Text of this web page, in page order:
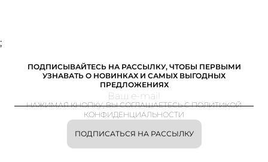
;
ПОДПИСЫВАЙТЕСЬ НА РАССЫЛКУ, ЧТОБЫ ПЕРВЫМИ
УЗНАВАТЬ О НОВИНКАХ И САМЫХ ВЫГОДНЫХ
ПРЕДЛОЖЕНИЯХ
ПОДПИСАТЬСЯ НА РАССЫЛКУ
НАЖИМАЯ КНОПКУ, ВЫ СОГЛАШАЕТЕСЬ С ПОЛИТИКОЙ
КОНФИДЕНЦИАЛЬНОСТИ